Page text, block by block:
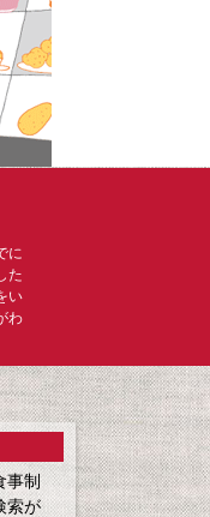
に
た
い
わ
事制
索が